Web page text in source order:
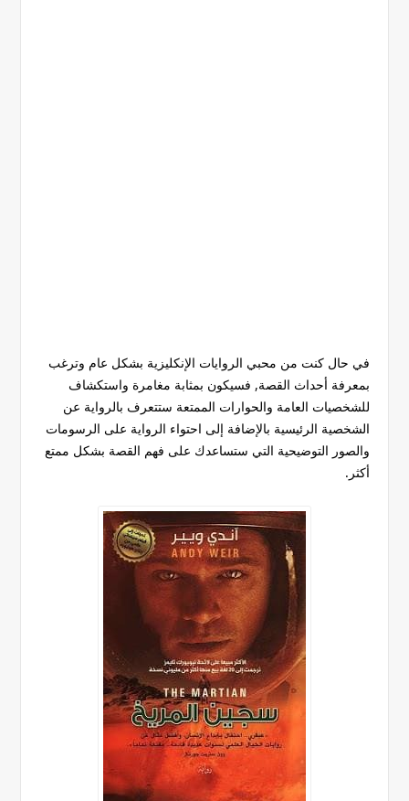
في حال كنت من محبي الروايات الإنكليزية بشكل عام وترغب
بمعرفة أحداث القصة, فسيكون بمثابة مغامرة واستكشاف
للشخصيات العامة والحوارات الممتعة ستتعرف بالرواية عن
الشخصية الرئيسية بالإضافة إلى احتواء الرواية على الرسومات
والصور التوضيحية التي ستساعدك على فهم القصة بشكل ممتع
أكثر.